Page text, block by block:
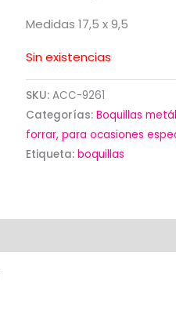
Medidas 17,5 x 9,5
Sin existencias
SKU: ACC-9261
Categorías: Boquillas
forrar, para ocasiones
Etiqueta: boquillas